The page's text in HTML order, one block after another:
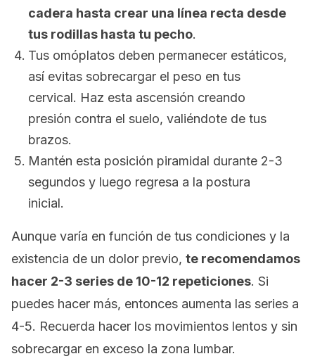
cadera hasta crear una línea recta desde
tus rodillas hasta tu pecho.
Tus omóplatos deben permanecer estáticos,
así evitas sobrecargar el peso en tus
cervical. Haz esta ascensión creando
presión contra el suelo, valiéndote de tus
brazos.
Mantén esta posición piramidal durante 2-3
segundos y luego regresa a la postura
inicial.
Aunque varía en función de tus condiciones y la
existencia de un dolor previo, te recomendamos
hacer 2-3 series de 10-12 repeticiones. Si
puedes hacer más, entonces aumenta las series a
4-5. Recuerda hacer los movimientos lentos y sin
sobrecargar en exceso la zona lumbar.